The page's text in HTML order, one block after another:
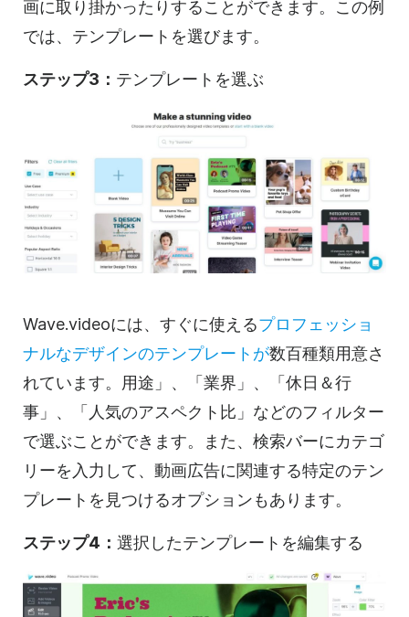
画に取り掛かったりすることができます。この例
では、テンプレートを選びます。
ステップ3： テンプレートを選ぶ
Wave.videoには、すぐに使えるプロフェッショ
ナルなデザインのテンプレートが数百種類用意さ
れています。用途」、「業界」、「休日＆行
事」、「人気のアスペクト比」などのフィルター
で選ぶことができます。また、検索バーにカテゴ
リーを入力して、 動画広告に関連する特定のテン
プレートを 見つけるオプションもあります。
ステップ4： 選択したテンプレートを編集する